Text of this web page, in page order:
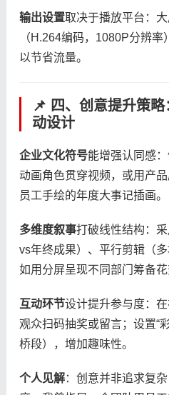
​输出设置​取决于播放平台：
（H.264编码，1080P分辨
以节省流量。
📌 四、创意提升策
动设计
​企业文化符号​能增强认同感
动画角色贯穿视频，或用产
员工手绘的年度大事记插画。
​多维度叙事​打破线性结构：
vs年终成果）、平行剪辑（
如用分屏呈现不同部门筹备花
​互动环节​设计提升参与度：
观众扫码抽奖或留言；设置“
桥段），增加趣味性。
​个人见解​：创意并非追求复